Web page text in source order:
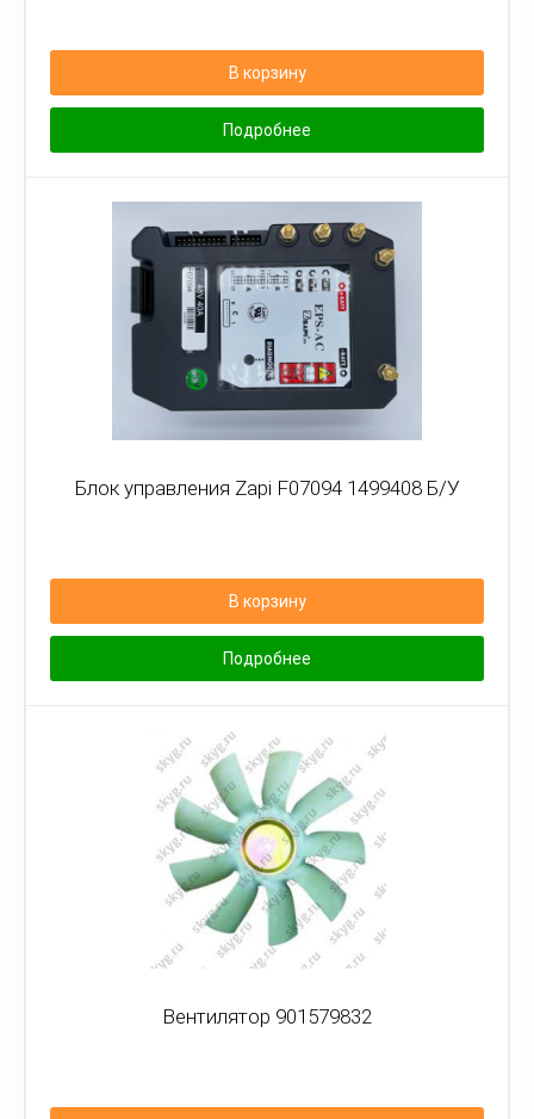
В корзину
Подробнее
Блок управления Zapi F07094 1499408 Б/У
В корзину
Подробнее
Вентилятор 901579832